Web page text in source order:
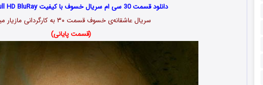
دانلود قسمت 30 سی ام سریال خسوف با کیفیت 1080p Full HD BluRay
سریال عاشقانه‌ی خسوف قسمت ۳۰ به کارگردانی مازیار میری
(قسمت پایانی)